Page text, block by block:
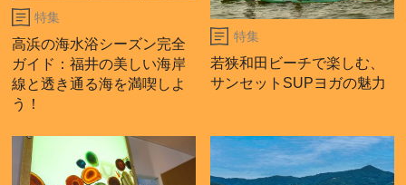
特集
高浜の海水浴シーズン完全
ガイド：福井の美しい海岸
線と透き通る海を満喫しよ
う！
特集
若狭和田ビーチで楽しむ、
サンセットSUPヨガの魅力